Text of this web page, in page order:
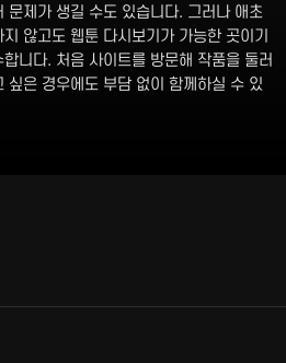
문제가 생길 수도 있습니다. 그러나 애초
않고도 웹툰 다시보기가 가능한 곳이기
니다. 처음 사이트를 방문해 작품을 둘러
싶은 경우에도 부담 없이 함께하실 수 있